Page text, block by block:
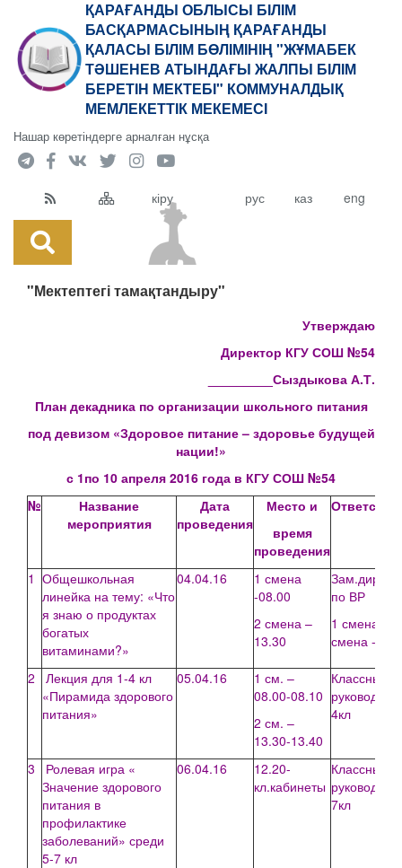
ҚАРАҒАНДЫ ОБЛЫСЫ БІЛІМ
БАСҚАРМАСЫНЫҢ ҚАРАҒАНДЫ
ҚАЛАСЫ БІЛІМ БӨЛІМІНІҢ "ЖҰМАБЕК
ТӘШЕНЕВ АТЫНДАҒЫ ЖАЛПЫ БІЛІМ
БЕРЕТІН МЕКТЕБІ" КОММУНАЛДЫҚ
МЕМЛЕКЕТТІК МЕКЕМЕСІ
Нашар көретіндерге арналған нұсқа
кіру рус каз eng
"Мектептегі тамақтандыру"
Утверждаю
Директор КГУ СОШ №54
_________Сыздыкова А.Т.
План декадника по организации школьного питания
под девизом «Здоровое питание – здоровье будущей
нации!»
с 1по 10 апреля 2016 года в КГУ СОШ №54
№
Название
мероприятия
Дата
проведения
Место и
время
проведения
1 Общешкольная
линейка на тему: «Что
я знаю о продуктах
богатых
витаминами?»
04.04.16
1 смена
-08.00
2 смена –
13.30
по ВР
1 смена –
смена - 5кл
2
Лекция для 1-4 кл
«Пирамида здорового
питания»
05.04.16
1 см. –
08.00-08.10
2 см. –
13.30-13.40
Классные
4кл
3
Ролевая игра «
Значение здорового
питания в
профилактике
заболеваний» среди
5-7 кл
06.04.16
12.20-
кл.кабинеты
Классные
7кл